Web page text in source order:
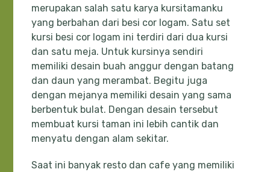
merupakan salah satu karya kursitamanku
yang berbahan dari besi cor logam. Satu set
kursi besi cor logam ini terdiri dari dua kursi
dan satu meja. Untuk kursinya sendiri
memiliki desain buah anggur dengan batang
dan daun yang merambat. Begitu juga
dengan mejanya memiliki desain yang sama
berbentuk bulat. Dengan desain tersebut
membuat kursi taman ini lebih cantik dan
menyatu dengan alam sekitar.
Saat ini banyak resto dan cafe yang memiliki